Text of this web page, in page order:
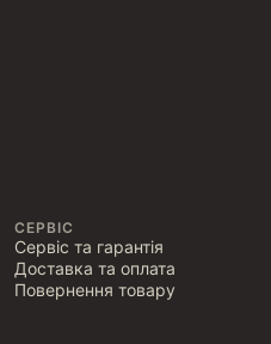
СЕРВІС
Сервіс та гарантія
Доставка та оплата
Повернення товару